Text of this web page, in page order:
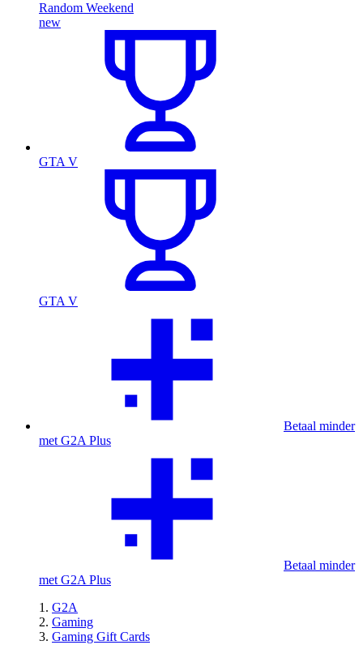
Random Weekend
new
GTA V
GTA V
Betaal minder
met G2A Plus
Betaal minder
met G2A Plus
G2A
Gaming
Gaming Gift Cards